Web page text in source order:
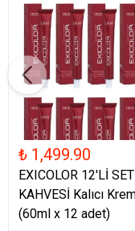
₺ 1,499.90
EXICOLOR 12'Lİ
KAHVESİ Kalıcı
(60ml x 12 adet)